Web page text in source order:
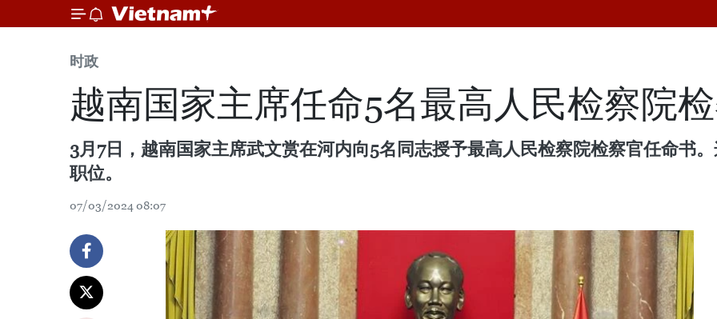
时政
越南国家主席任命5名最高人民检察院
3月7日，越南国家主席武文赏在河内向5名同志授予最高人民检察院检察官任命书
职位。
07/03/2024 08:07